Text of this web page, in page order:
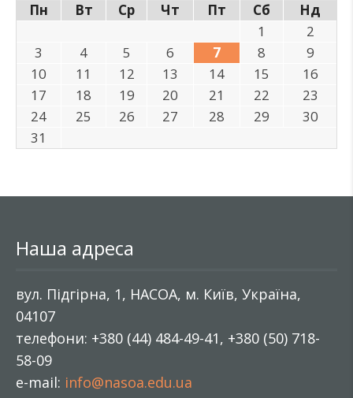
Пн
Вт Ср Чт Пт Сб
Нд
1
2
3
4 5 6 7 8
9
10
11 12 13 14 15
16
17
18 19 20 21 22
23
24
25 26 27 28 29
30
31
Наша адреса
вул. Підгірна, 1, НАСОА, м. Київ, Україна,
04107
телефони: +380 (44) 484-49-41, +380 (50) 718-
58-09
e-mail: info@nasoa.edu.ua